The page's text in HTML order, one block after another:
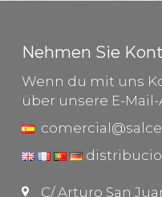
Nehmen Sie
Wenn du mit uns
über unsere E-
C/ Arturo San